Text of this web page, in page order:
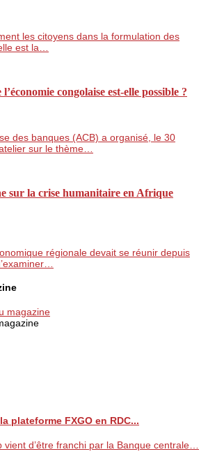
les citoyens dans la formulation des
est la…
congolaise est-elle possible ?
des banques (ACB) a organisé, le 30
sur le thème…
sur la crise humanitaire en Afrique
régionale devait se réunir depuis
plateforme FXGO en RDC...
vient d’être franchi par la Banque centrale…